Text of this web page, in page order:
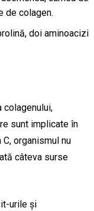
de colagen.
doi aminoacizi
colagenului,
sunt implicate în
organismul nu
câteva surse
urile și